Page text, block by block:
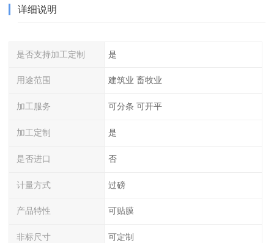
详细说明
是否支持加工定制 是
用途范围 建筑业 畜牧业
加工服务 可分条 可开平
加工定制 是
是否进口 否
计量方式 过磅
产品特性 可贴膜
非标尺寸 可定制